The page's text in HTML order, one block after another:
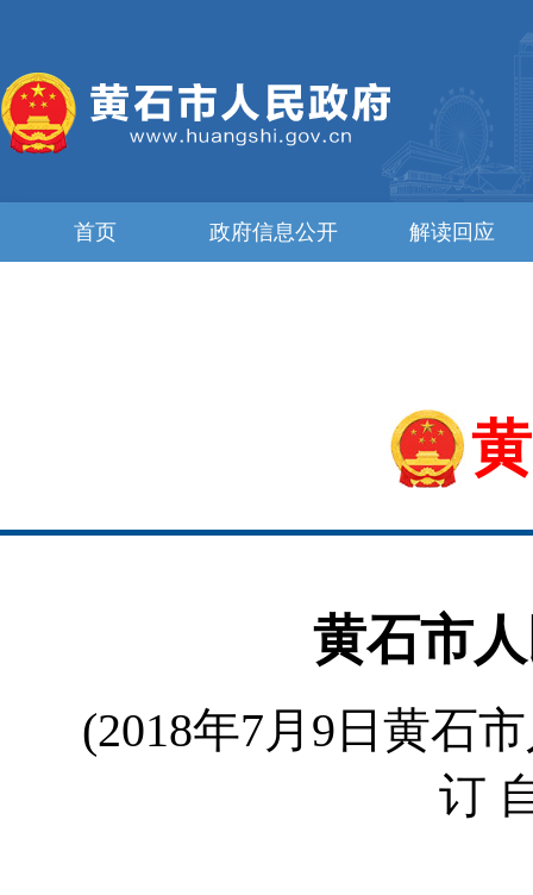
首页 政府信息公开 解读回应
黄石市
(2018年7月9日黄石
订